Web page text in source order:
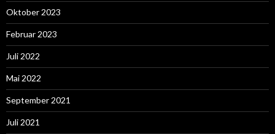
Oktober 2023
Februar 2023
Juli 2022
Mai 2022
September 2021
Juli 2021